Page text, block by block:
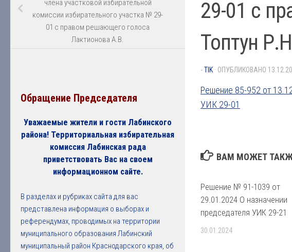
29-01 с
Топтун
-TIK · ОПУБЛИКОВАНО
Решение 85-952 от
УИК 29-01
ВАМ МОЖЕТ
Решение № 91-1039 от
29.01.2024 О назначении
председателя УИК 29-21
30.01.2024
члена участковой избирательной
комиссии избирательного участка № 29-
01 с правом решающего голоса
Лактионова А.В.
Обращение Председателя
Уважаемые жители и гости Лабинского
района! Территориальная избирательная
комиссия Лабинская рада
приветствовать Вас на своем
информационном сайте.
В разделах и рубриках сайта для вас
представлена информация о выборах и
референдумах, проводимых на территории
муниципального образования Лабинский
муниципальный район Краснодарского края, об